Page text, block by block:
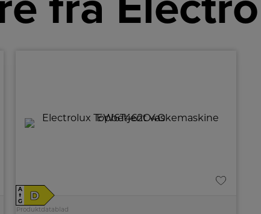
A
↑
G
D
Produktdatablad